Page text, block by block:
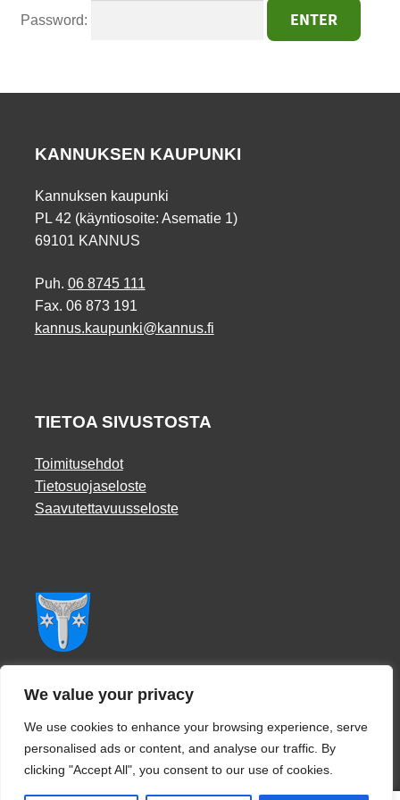
We value your privacy
We use cookies to enhance your browsing experience, serve
personalised ads or content, and analyse our traffic. By
clicking "Accept All", you consent to our use of cookies.
Password:
KANNUKSEN KAUPUNKI
Kannuksen kaupunki
PL 42 (käyntiosoite: Asematie 1)
69101 KANNUS
Puh. 06 8745 111
Fax. 06 873 191
kannus.kaupunki@kannus.fi
TIETOA SIVUSTOSTA
Toimitusehdot
Tietosuojaseloste
Saavutettavuusseloste